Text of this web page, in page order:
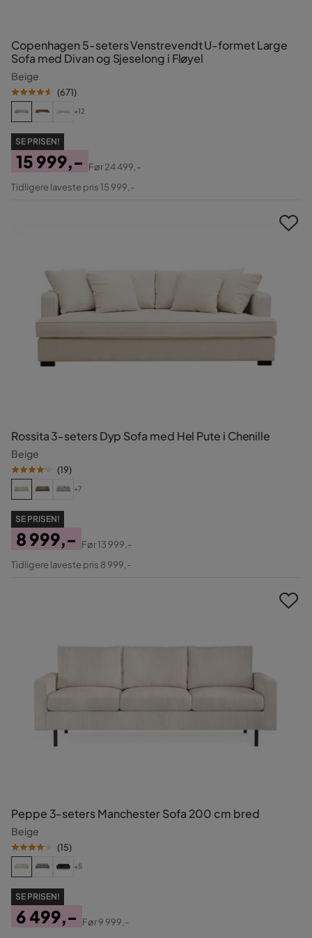
Copenhagen 5-seters Venstrevendt U-formet Large
Sofa med Divan og Sjeselong i Fløyel
Beige
(671)
+12
SE PRISEN!
Pris
15 999,-
Original
Før24 499,-
Tidligere laveste pris 15 999,-
Rossita 3-seters Dyp Sofa med Hel Pute i Chenille
Beige
(19)
+7
SE PRISEN!
Pris
8 999,-
Original
Før13 999,-
Tidligere laveste pris 8 999,-
Peppe 3-seters Manchester Sofa 200 cm bred
Beige
(15)
+5
SE PRISEN!
6 499,-
Før9 999,-